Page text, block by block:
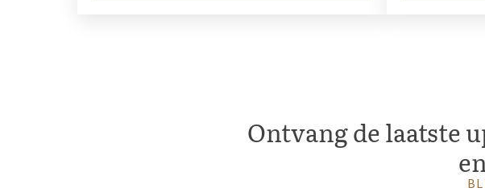
Ontvang de laatste